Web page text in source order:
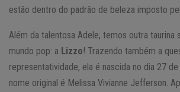
estão dentro do padrão de beleza imposto
Além da talentosa Adele, temos outra taurina
mundo pop: a Lizzo! Trazendo também a
representatividade, ela é nascida no dia 27
nome original é Melissa Vivianne Jefferson.